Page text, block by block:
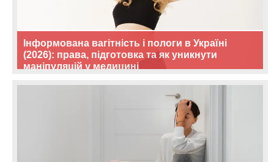
Інформована вагітність і пологи в Україні
(2026): права, підготовка та як уникнути
маніпуляцій у медицині